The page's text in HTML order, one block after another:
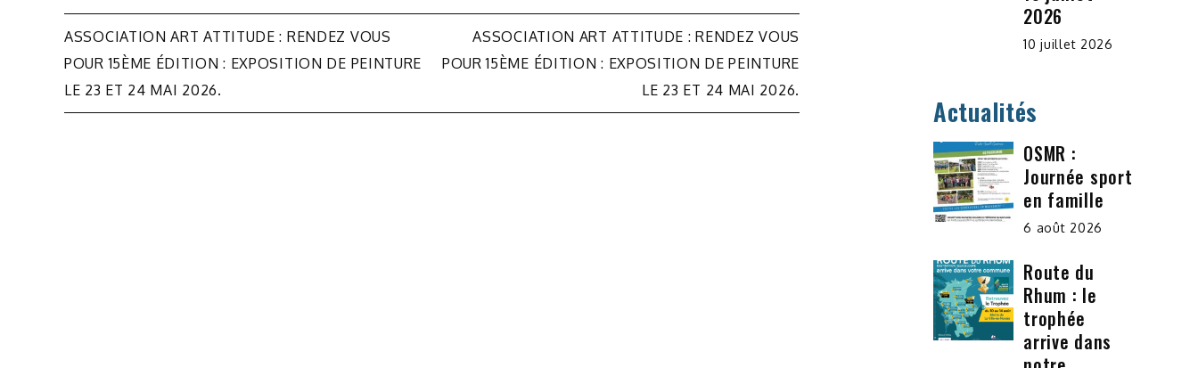
Navigation
de
l’article
ASSOCIATION ART ATTITUDE : RENDEZ VOUS
POUR 15ÈME ÉDITION : EXPOSITION DE PEINTURE
LE 23 ET 24 MAI 2026.
ASSOCIATION ART ATTITUDE : RENDEZ VOUS
POUR 15ÈME ÉDITION : EXPOSITION DE PEINTURE
LE 23 ET 24 MAI 2026.
2026
10 juillet 2026
Actualités
OSMR :
Journée sport
en famille
6 août 2026
Route du
Rhum : le
trophée
arrive dans